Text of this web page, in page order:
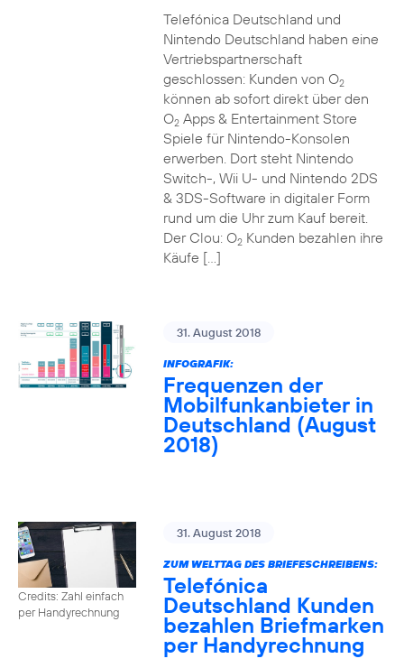
Telefónica Deutschland und
Nintendo Deutschland haben eine
Vertriebspartnerschaft
geschlossen: Kunden von O2
können ab sofort direkt über den
O2Apps & Entertainment Store
Spiele für Nintendo-Konsolen
erwerben. Dort steht Nintendo
Switch-, Wii U- und Nintendo 2DS
& 3DS-Software in digitaler Form
rund um die Uhr zum Kauf bereit.
Der Clou: O2Kunden bezahlen ihre
Käufe […]
31. August 2018
INFOGRAFIK:
Frequenzen der
Mobilfunkanbieter in
Deutschland (August
2018)
Credits: Zahl einfach
per Handyrechnung
31. August 2018
ZUM WELTTAG DES BRIEFESCHREIBENS:
Telefónica
Deutschland Kunden
bezahlen Briefmarken
per Handyrechnung